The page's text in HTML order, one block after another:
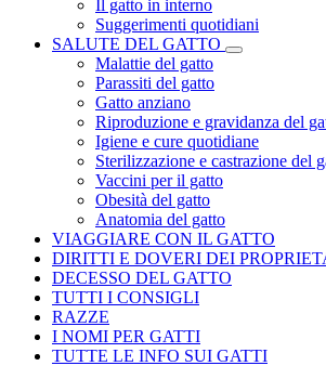
Il gatto in interno
Suggerimenti quotidiani
SALUTE DEL GATTO
Malattie del gatto
Parassiti del gatto
Gatto anziano
Riproduzione e gravidanza del
Igiene e cure quotidiane
Sterilizzazione e castrazione del
Vaccini per il gatto
Obesità del gatto
Anatomia del gatto
VIAGGIARE CON IL GATTO
DIRITTI E DOVERI DEI
DECESSO DEL GATTO
TUTTI I CONSIGLI
RAZZE
I NOMI PER GATTI
TUTTE LE INFO SUI GATTI